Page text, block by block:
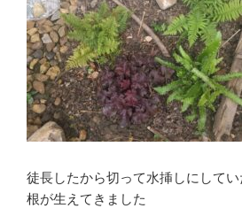
徒長したから切って水挿しにして
根が生えてきました